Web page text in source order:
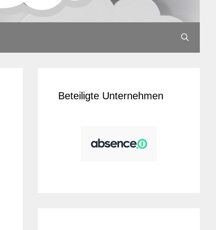
Beteiligte Unternehmen